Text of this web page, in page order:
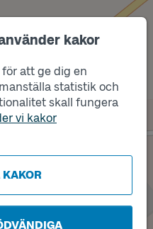
kakor
för att ge dig en
statistik och
skall fungera
vi kakor
A